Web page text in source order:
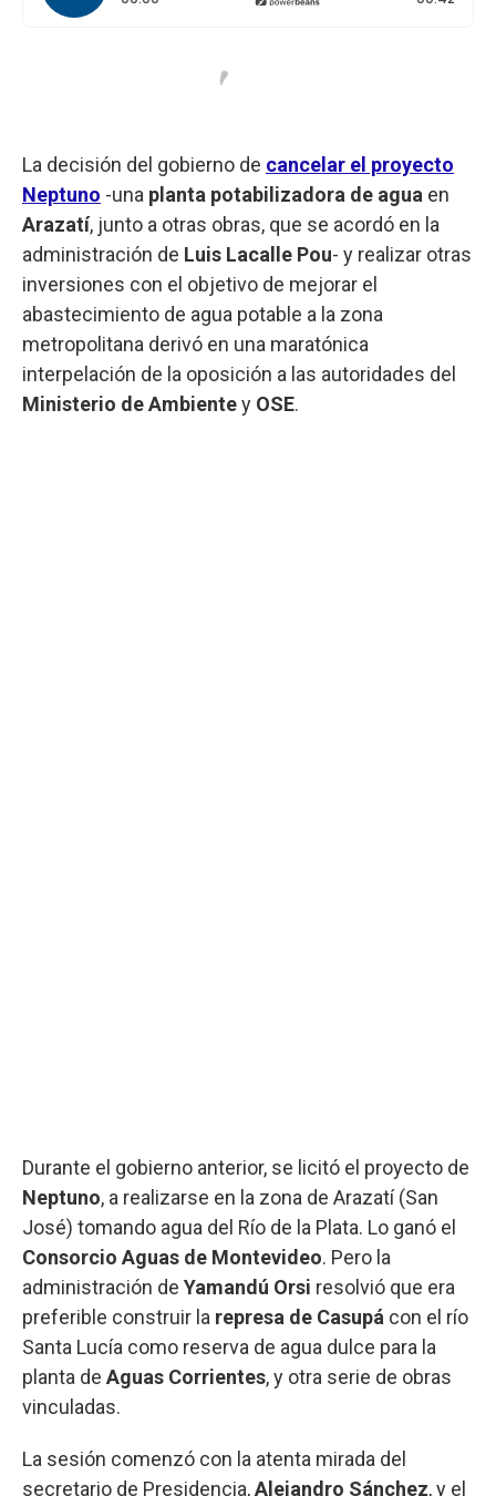
La decisión del gobierno de cancelar el proyecto
Neptuno -una planta potabilizadora de agua en
Arazatí, junto a otras obras, que se acordó en la
administración de Luis Lacalle Pou- y realizar otras
inversiones con el objetivo de mejorar el
abastecimiento de agua potable a la zona
metropolitana derivó en una maratónica
interpelación de la oposición a las autoridades del
Ministerio de Ambientey OSE.
Durante el gobierno anterior, se licitó el proyecto de
Neptuno, a realizarse en la zona de Arazatí (San
José) tomando agua del Río de la Plata. Lo ganó el
Consorcio Aguas de Montevideo. Pero la
administración de Yamandú Orsi resolvió que era
preferible construir la represa de Casupá con el río
Santa Lucía como reserva de agua dulce para la
planta de Aguas Corrientes, y otra serie de obras
vinculadas.
La sesión comenzó con la atenta mirada del
secretario de Presidencia,Alejandro Sánchez, y el